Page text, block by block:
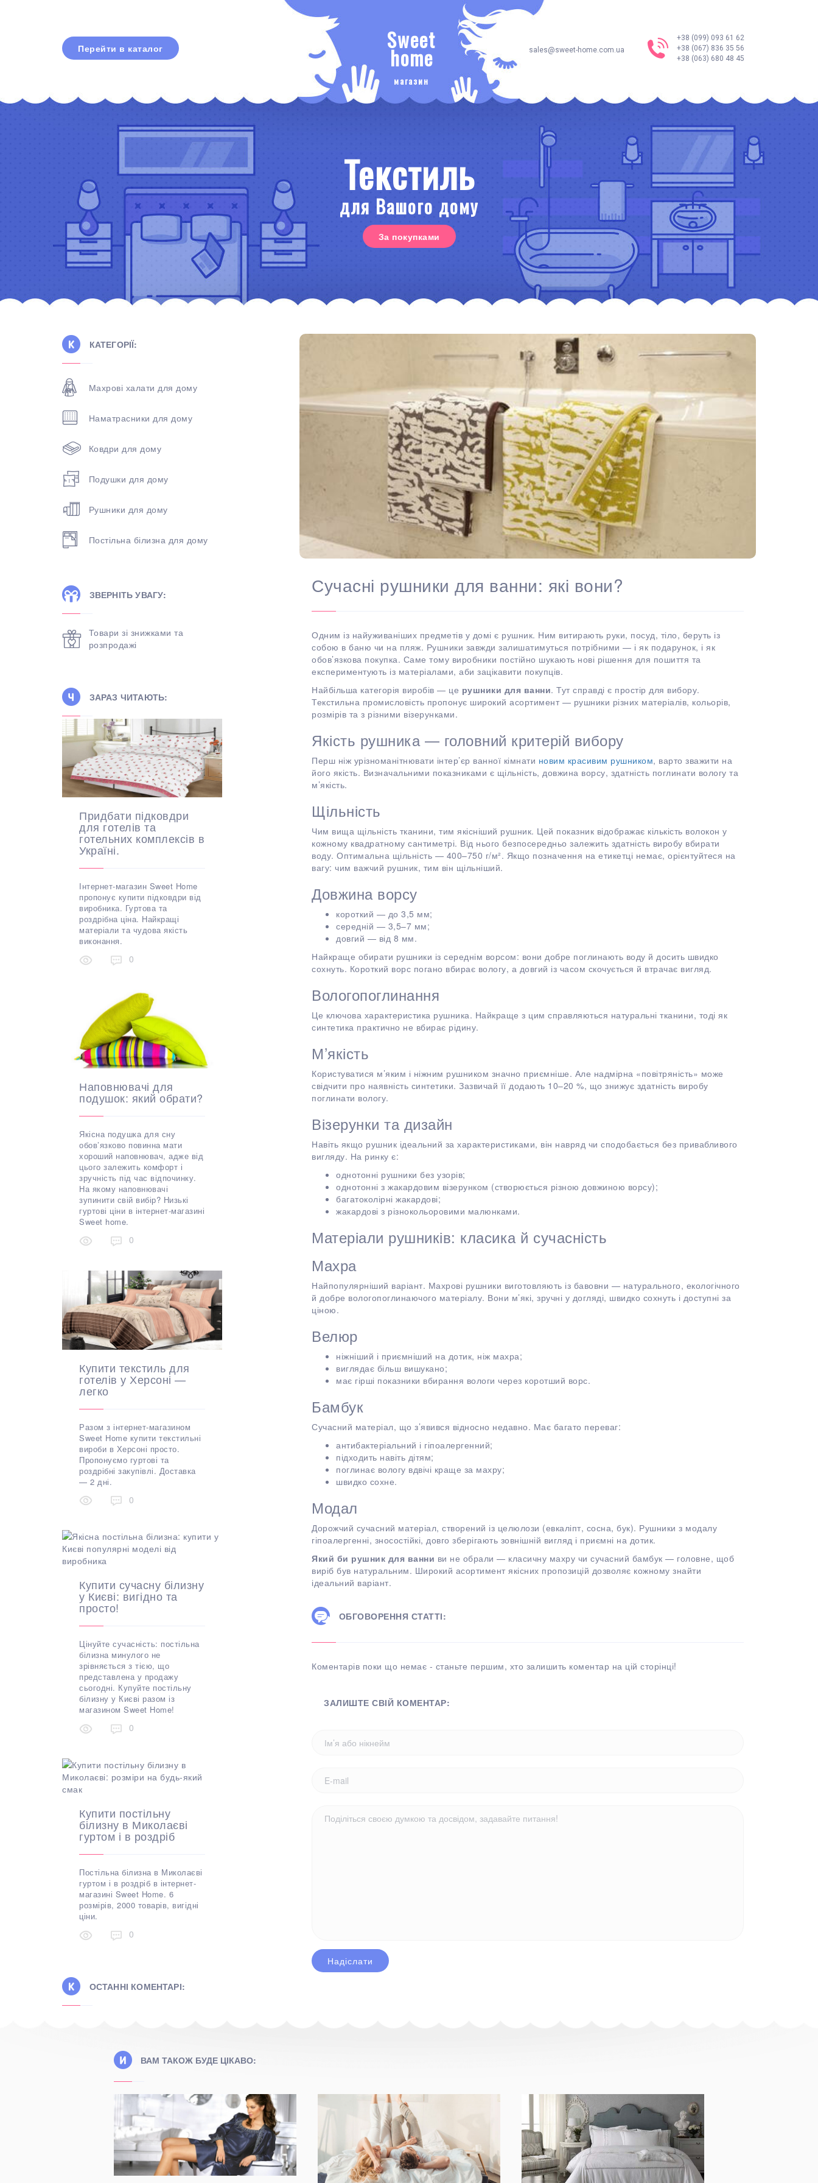
Перейти в каталог Sweet
home
магазин
sales@sweet-home.com.ua
+38 (099) 093 61 62
+38 (067) 836 35 56
+38 (063) 680 48 45
Текстиль
для Вашого дому
За покупками
Сучасні рушники для ванни: які вони?
Одним із найуживаніших предметів у домі є рушник. Ним витирають руки, посуд, тіло, беруть із
собою в баню чи на пляж. Рушники завжди залишатимуться потрібними — і як подарунок, і як
обов’язкова покупка. Саме тому виробники постійно шукають нові рішення для пошиття та
експериментують із матеріалами, аби зацікавити покупців.
Найбільша категорія виробів — це рушники для ванни. Тут справді є простір для вибору.
Текстильна промисловість пропонує широкий асортимент — рушники різних матеріалів, кольорів,
розмірів та з різними візерунками.
Якість рушника — головний критерій вибору
Перш ніж урізноманітнювати інтер’єр ванної кімнати новим красивим рушником, варто зважити на
його якість. Визначальними показниками є щільність, довжина ворсу, здатність поглинати вологу та
м’якість.
Щільність
Чим вища щільність тканини, тим якісніший рушник. Цей показник відображає кількість волокон у
кожному квадратному сантиметрі. Від нього безпосередньо залежить здатність виробу вбирати
воду. Оптимальна щільність — 400–750 г/м². Якщо позначення на етикетці немає, орієнтуйтеся на
вагу: чим важчий рушник, тим він щільніший.
Довжина ворсу
короткий — до 3,5 мм;
середній — 3,5–7 мм;
довгий — від 8 мм.
Найкраще обирати рушники із середнім ворсом: вони добре поглинають воду й досить швидко
сохнуть. Короткий ворс погано вбирає вологу, а довгий із часом скочується й втрачає вигляд.
Вологопоглинання
Це ключова характеристика рушника. Найкраще з цим справляються натуральні тканини, тоді як
синтетика практично не вбирає рідину.
М’якість
Користуватися м’яким і ніжним рушником значно приємніше. Але надмірна «повітряність» може
свідчити про наявність синтетики. Зазвичай її додають 10–20 %, що знижує здатність виробу
поглинати вологу.
Візерунки та дизайн
Навіть якщо рушник ідеальний за характеристиками, він навряд чи сподобається без привабливого
вигляду. На ринку є:
однотонні рушники без узорів;
однотонні з жакардовим візерунком (створюється різною довжиною ворсу);
багатоколірні жакардові;
жакардові з різнокольоровими малюнками.
Матеріали рушників: класика й сучасність
Махра
Найпопулярніший варіант. Махрові рушники виготовляють із бавовни — натурального, екологічного
й добре вологопоглинаючого матеріалу. Вони м’які, зручні у догляді, швидко сохнуть і доступні за
ціною.
Велюр
ніжніший і приємніший на дотик, ніж махра;
виглядає більш вишукано;
має гірші показники вбирання вологи через коротший ворс.
Бамбук
Сучасний матеріал, що з’явився відносно недавно. Має багато переваг:
антибактеріальний і гіпоалергенний;
підходить навіть дітям;
поглинає вологу вдвічі краще за махру;
швидко сохне.
Модал
Дорожчий сучасний матеріал, створений із целюлози (евкаліпт, сосна, бук). Рушники з модалу
гіпоалергенні, зносостійкі, довго зберігають зовнішній вигляд і приємні на дотик.
Який би рушник для ванни ви не обрали — класичну махру чи сучасний бамбук — головне, щоб
виріб був натуральним. Широкий асортимент якісних пропозицій дозволяє кожному знайти
ідеальний варіант.
ОБГОВОРЕННЯ СТАТТІ:
Коментарів поки що немає - станьте першим, хто залишить коментар на цій сторінці!
ЗАЛИШТЕ СВІЙ КОМЕНТАР:
КАТЕГОРІЇ:
Махрові халати для дому
Наматрасники для дому
Ковдри для дому
Подушки для дому
Рушники для дому
Постільна білизна для дому
ЗВЕРНІТЬ УВАГУ:
Товари зі знижками та
розпродажі
ЗАРАЗ ЧИТАЮТЬ:
Придбати підковдри
для готелів та
готельних комплексів в
Україні.
Інтернет-магазин Sweet Home
пропонує купити підковдри від
виробника. Гуртова та
роздрібна ціна. Найкращі
матеріали та чудова якість
виконання.
0
Наповнювачі для
подушок: який обрати?
Якісна подушка для сну
обов’язково повинна мати
хороший наповнювач, адже від
цього залежить комфорт і
зручність під час відпочинку.
На якому наповнювачі
зупинити свій вибір? Низькі
гуртові ціни в інтернет-магазині
Sweet home.
0
Купити текстиль для
готелів у Херсоні —
легко
Разом з інтернет-магазином
Sweet Home купити текстильні
вироби в Херсоні просто.
Пропонуємо гуртові та
роздрібні закупівлі. Доставка
— 2 дні.
0
Купити сучасну білизну
у Києві: вигідно та
просто!
Цінуйте сучасність: постільна
білизна минулого не
зрівняється з тією, що
представлена у продажу
сьогодні. Купуйте постільну
білизну у Києві разом із
магазином Sweet Home!
0
Купити постільну
білизну в Миколаєві
гуртом і в роздріб
Постільна білизна в Миколаєві
гуртом і в роздріб в інтернет-
магазині Sweet Home. 6
розмірів, 2000 товарів, вигідні
ціни.
0
ОСТАННІ КОМЕНТАРІ:
ВАМ ТАКОЖ БУДЕ ЦІКАВО: